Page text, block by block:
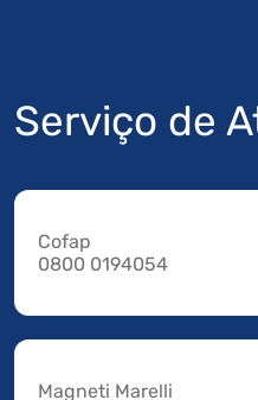
Serviço de
Cofap
0800 0194054
Magneti Marelli